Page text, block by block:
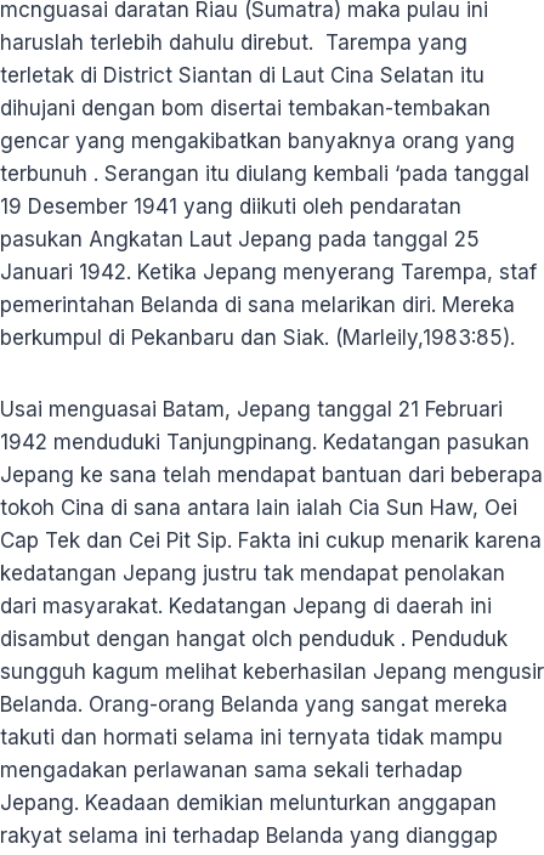
mcnguasai daratan Riau (Sumatra) maka pulau ini
haruslah terlebih dahulu direbut. Tarempa yang
terletak di District Siantan di Laut Cina Selatan itu
dihujani dengan bom disertai tembakan-tembakan
gencar yang mengakibatkan banyaknya orang yang
terbunuh . Serangan itu diulang kembali ‘pada tanggal
19 Desember 1941 yang diikuti oleh pendaratan
pasukan Angkatan Laut Jepang pada tanggal 25
Januari 1942. Ketika Jepang menyerang Tarempa, staf
pemerintahan Belanda di sana melarikan diri. Mereka
berkumpul di Pekanbaru dan Siak. (Marleily,1983:85).
Usai menguasai Batam, Jepang tanggal 21 Februari
1942 menduduki Tanjungpinang. Kedatangan pasukan
Jepang ke sana telah mendapat bantuan dari beberapa
tokoh Cina di sana antara lain ialah Cia Sun Haw, Oei
Cap Tek dan Cei Pit Sip. Fakta ini cukup menarik karena
kedatangan Jepang justru tak mendapat penolakan
dari masyarakat. Kedatangan Jepang di daerah ini
disambut dengan hangat olch penduduk . Penduduk
sungguh kagum melihat keberhasilan Jepang mengusir
Belanda. Orang-orang Belanda yang sangat mereka
takuti dan hormati selama ini ternyata tidak mampu
mengadakan perlawanan sama sekali terhadap
Jepang. Keadaan demikian melunturkan anggapan
rakyat selama ini terhadap Belanda yang dianggap